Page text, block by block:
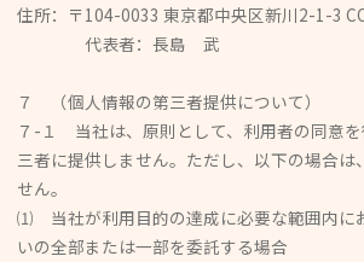
住所：〒104-0033 東京都中央区新川2-1-3
代表者：長島 武
７ （個人情報の第三者提供について）
７-１ 当社は、原則として、利用者の同意
三者に提供しません。ただし、以下の場合は
せん。
⑴ 当社が利用目的の達成に必要な範囲内に
いの全部または一部を委託する場合